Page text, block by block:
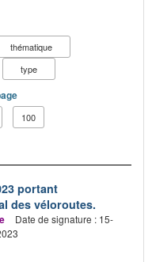
thématique
type
100
portant
des véloroutes.
Date de signature : 15-